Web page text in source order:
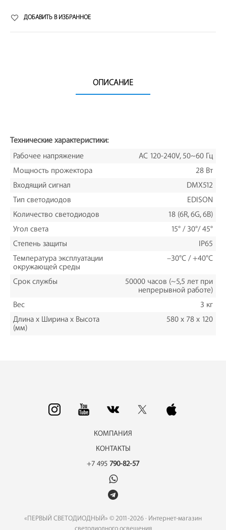
ДОБАВИТЬ В ИЗБРАННОЕ
ОПИСАНИЕ
Технические характеристики:
Рабочее напряжение
AC 120-240V, 50~60 Гц
Мощность прожектора
28 Вт
Входящий сигнал
DMX512
Тип светодиодов
EDISON
Количество светодиодов
18 (6R, 6G, 6B)
Угол света
15° / 30°/ 45°
Степень защиты
IP65
Температура эксплуатации
окружающей среды
–30°C / +40°C
Срок службы
50000 часов (~5,5 лет при
непрерывной работе)
Вес
3 кг
Длина х Ширина х Высота
(мм)
580 x 78 x 120
КОМПАНИЯ
КОНТАКТЫ
+7 495 790-82-57
«ПЕРВЫЙ СВЕТОДИОДНЫЙ» © 2011-2026 · Интернет-магазин
светодиодного освещения